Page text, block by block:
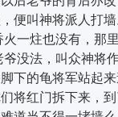
便叫神将派人打
火一炷也没有，那
爷没法，叫众神将
下的龟将军站起
将红门拆下来，